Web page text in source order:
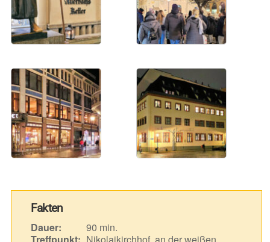
Fakten
Dauer:
90 min.
Treffpunkt: Nikolaikirchhof, an der weißen